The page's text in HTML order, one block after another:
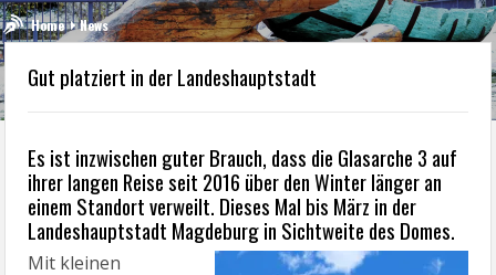
Home News
Gut platziert in der Landeshauptstadt
Es ist inzwischen guter Brauch, dass die Glasarche 3 auf
ihrer langen Reise seit 2016 über den Winter länger an
einem Standort verweilt. Dieses Mal bis März in der
Landeshauptstadt Magdeburg in Sichtweite des Domes.
Mit kleinen